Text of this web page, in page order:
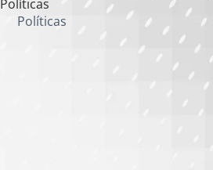
Políticas
Políticas